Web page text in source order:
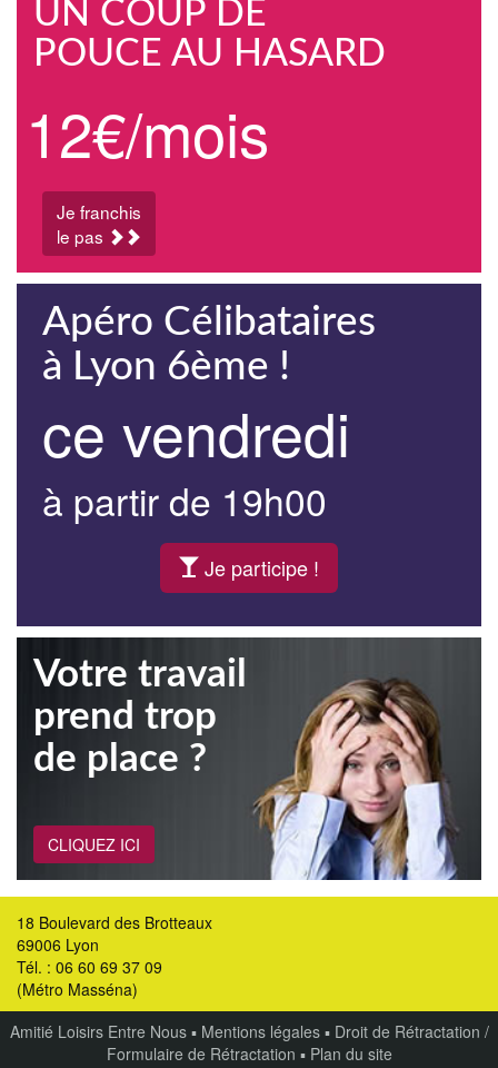
UN COUP DE
POUCE AU HASARD
12€/mois
Je franchis
le pas
Apéro Célibataires
à Lyon 6ème !
ce vendredi
à partir de 19h00
Je participe !
Votre travail
prend trop
de place ?
CLIQUEZ ICI
18 Boulevard des Brotteaux
69006 Lyon
Tél. : 06 60 69 37 09
(Métro Masséna)
Amitié Loisirs Entre Nous▪ Mentions légales▪ Droit de Rétractation /
Formulaire de Rétractation ▪ Plan du site